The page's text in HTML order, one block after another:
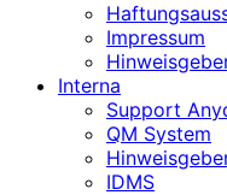
Impressum
Interna
Support
QM System
IDMS